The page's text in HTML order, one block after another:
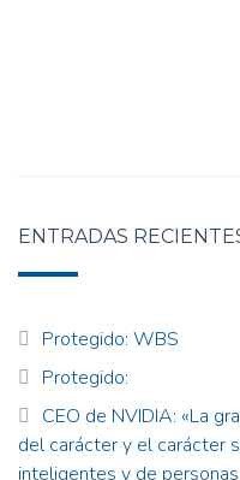
ENTRADAS
Protegido: WBS
Protegido:
CEO de NVIDIA: «La
del carácter y el carácter
inteligentes y de